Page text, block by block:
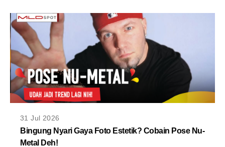
31 Jul 2026
Bingung Nyari Gaya Foto Estetik? Cobain Pose Nu-
Metal Deh!